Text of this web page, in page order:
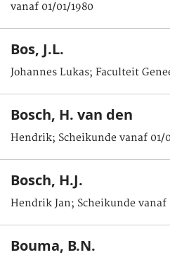
vanaf 01/01/1980
Bos, J.L.
Johannes Lukas; Faculteit
Bosch, H. van den
Hendrik; Scheikunde vanaf 01/
Bosch, H.J.
Hendrik Jan; Scheikunde vanaf
Bouma, B.N.